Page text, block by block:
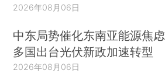
2026年08月06日
中东局势催化东南亚能源焦虑
多国出台光伏新政加速转型
2026年08月06日